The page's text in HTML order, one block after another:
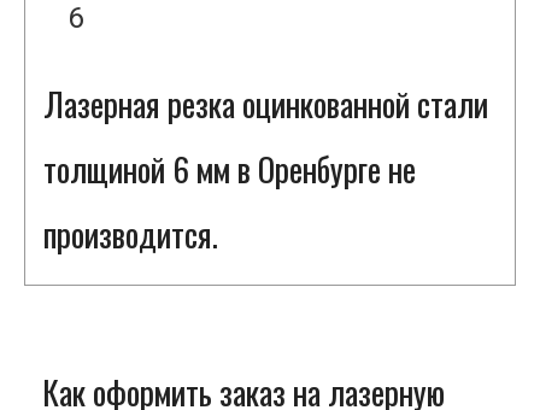
6
Лазерная резка оцинкованной стали
толщиной 6 мм в Оренбурге не
производится.
Как оформить заказ на лазерную